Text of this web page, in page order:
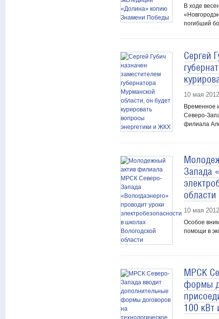
В ходе
погибший
Сергей
10 мая 2012
Временное
Северо-
филиала
Запада
области
10 мая 2012
Особое
помощи в
МРСК
формы
100 кВт